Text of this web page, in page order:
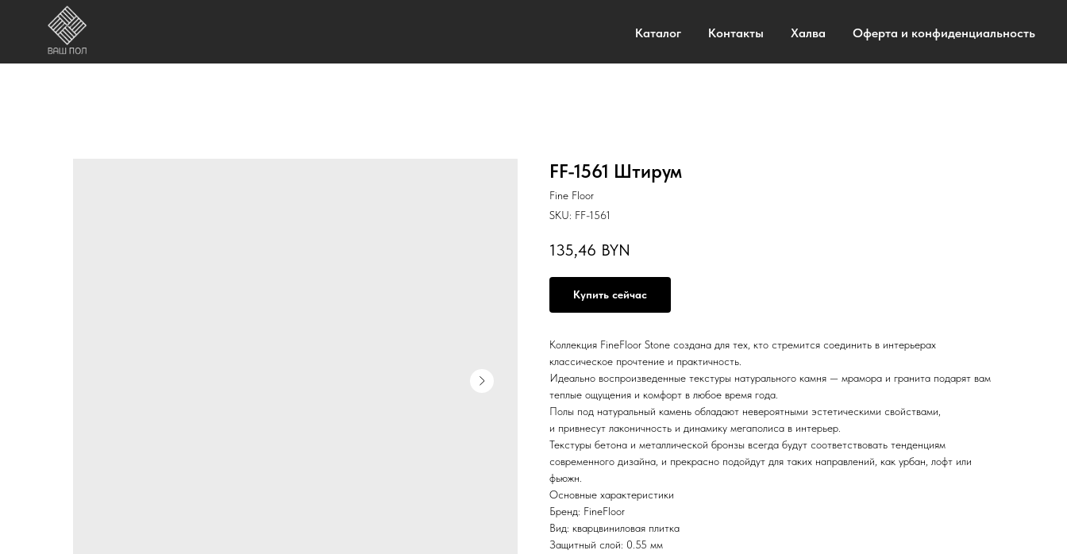
Каталог Контакты Халва Оферта и конфиденциальность
FF-1561 Штирум
Fine Floor
SKU: FF-1561
135,46 BYN
Купить сейчас
Коллекция FineFloor Stone создана для тех, кто стремится соединить в интерьерах
классическое прочтение и практичность.
Идеально воспроизведенные текстуры натурального камня — мрамора и гранита подарят вам
теплые ощущения и комфорт в любое время года.
Полы под натуральный камень обладают невероятными эстетическими свойствами,
и привнесут лаконичность и динамику мегаполиса в интерьер.
Текстуры бетона и металлической бронзы всегда будут соответствовать тенденциям
современного дизайна, и прекрасно подойдут для таких направлений, как урбан, лофт или
фьюжн.
Основные характеристики
Бренд: FineFloor
Вид: кварцвиниловая плитка
Защитный слой: 0.55 мм